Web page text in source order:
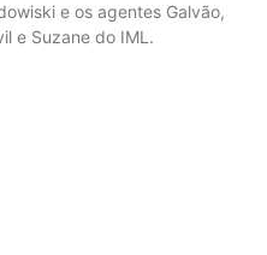
e os agentes Galvão,
e Suzane do IML.